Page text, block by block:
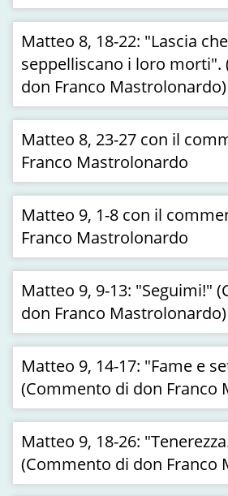
Matteo 8, 18-22: "Lascia
seppelliscano i loro morti".
don Franco Mastrolonardo)
Matteo 8, 23-27 con il
Franco Mastrolonardo
Matteo 9, 1-8 con il
Franco Mastrolonardo
Matteo 9, 9-13: "Seguimi!"
don Franco Mastrolonardo)
Matteo 9, 14-17: "Fame e
(Commento di don Franco
Matteo 9, 18-26:
(Commento di don Franco